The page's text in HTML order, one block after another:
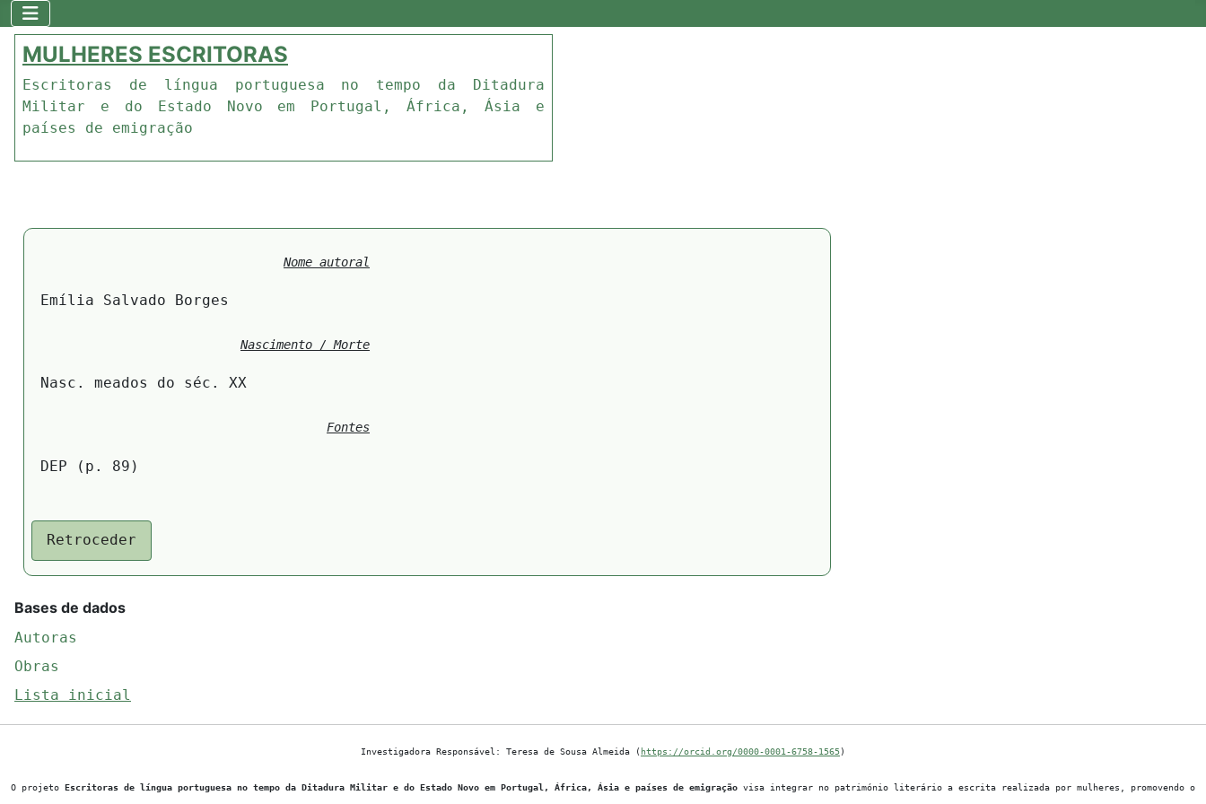
MULHERES ESCRITORAS
Escritoras de língua portuguesa no tempo da Ditadura
Militar e do Estado Novo em Portugal, África, Ásia e
países de emigração
Nome autoral
Emília Salvado Borges
Nascimento / Morte
Nasc. meados do séc. XX
Fontes
DEP (p. 89)
Retroceder
Bases de dados
Autoras
Obras
Lista inicial
Investigadora Responsável: Teresa de Sousa Almeida ( https://orcid.org/0000-0001-6758-1565)
O projeto Escritoras de língua portuguesa no tempo da Ditadura Militar e do Estado Novo em Portugal, África, Ásia e países de emigração visa integrar no património literário a escrita realizada por mulheres, promovendo o